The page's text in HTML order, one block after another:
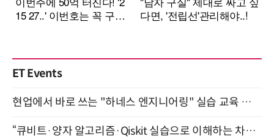
ET Events
현업에서 바로 쓰는 "하네스 엔지니어링" 실습 교육 워크숍 8월 20일 개최
“큐비트·양자 알고리즘·Qiskit 실습으로 이해하는 차세대 컴퓨팅” (8/28)